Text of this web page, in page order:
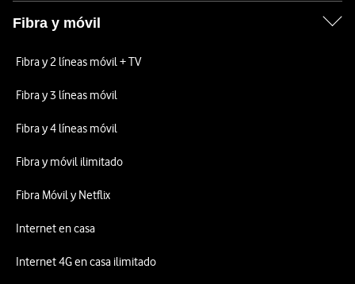
Fibra y móvil
Fibra y 2 líneas móvil + TV
Fibra y 3 líneas móvil
Fibra y 4 líneas móvil
Fibra y móvil ilimitado
Fibra Móvil y Netflix
Internet en casa
Internet 4G en casa ilimitado